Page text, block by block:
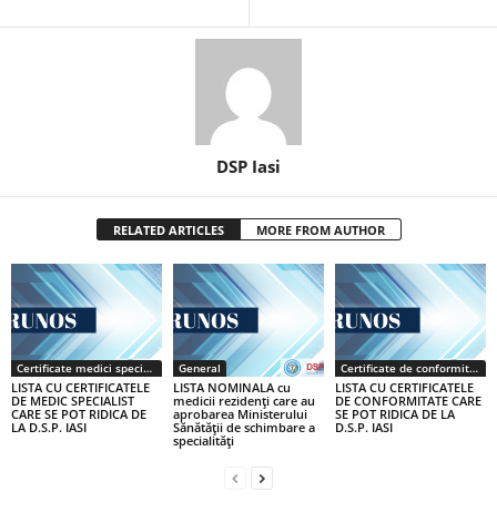
DSP Iasi
RELATED ARTICLES MORE FROM AUTHOR
Certificate medici specialiști / primari
LISTA CU CERTIFICATELE
DE MEDIC SPECIALIST
CARE SE POT RIDICA DE
LA D.S.P. IASI
General
LISTA NOMINALA cu
medicii rezidenţi care au
aprobarea Ministerului
Sănătăţii de schimbare a
specialităţi
Certificate de conformitate
LISTA CU CERTIFICATELE
DE CONFORMITATE CARE
SE POT RIDICA DE LA
D.S.P. IASI